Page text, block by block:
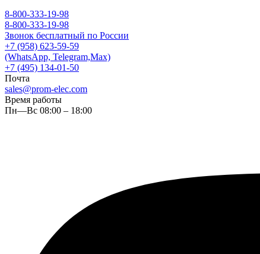
8-800-333-19-98
8-800-333-19-98
Звонок бесплатный по России
+7 (958) 623-59-59
(WhatsApp, Telegram,Max)
+7 (495) 134-01-50
Почта
sales@prom-elec.com
Время работы
Пн—Вс 08:00 – 18:00